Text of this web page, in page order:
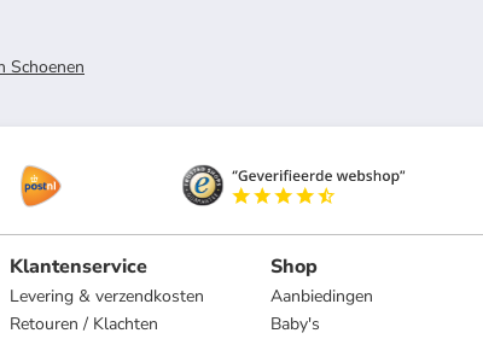
Schoenen
Klantenservice
Levering & verzendkosten
Retouren / Klachten
Shop
Aanbiedingen
Baby's